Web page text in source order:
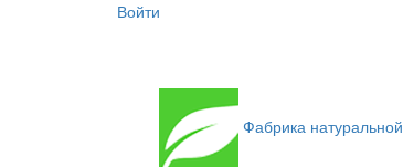
Войти
Фабрика натуральной